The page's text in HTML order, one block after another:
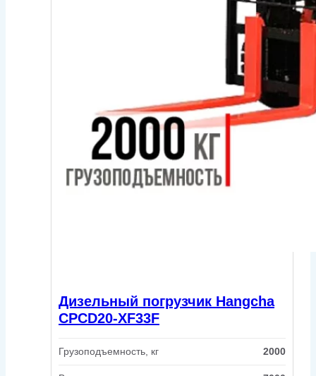
Дизельный погрузчик Hangcha
CPCD20-XF33F
Грузоподъемность, кг 2000